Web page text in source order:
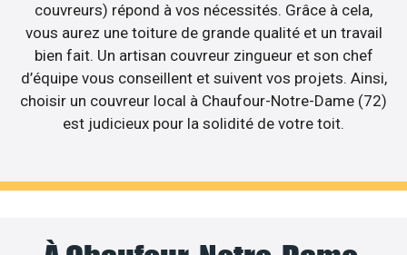
couvreurs) répond à vos nécessités. Grâce à cela,
vous aurez une toiture de grande qualité et un travail
bien fait. Un artisan couvreur zingueur et son chef
d’équipe vous conseillent et suivent vos projets. Ainsi,
choisir un couvreur local à Chaufour-Notre-Dame (72)
est judicieux pour la solidité de votre toit.